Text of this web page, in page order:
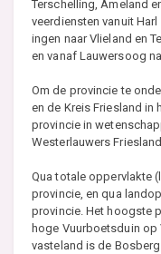
Terschelling, Ameland
veerdiensten vanuit Harl
ingen naar Vlieland en
en vanaf Lauwersoog
Om de provincie te
en de Kreis Friesland in
provincie in
Westerlauwers
Qua totale oppervlakte
provincie, en qua
provincie. Het hoogste
hoge Vuurboetsduin
vasteland is de